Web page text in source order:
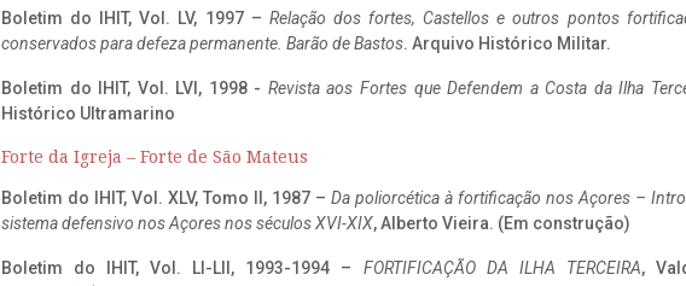
Boletim do IHIT, Vol. LV, 1997 – Relação dos fortes, Castellos e outros pontos
conservados para defeza permanente. Barão de Bastos. Arquivo Histórico Militar.
Boletim do IHIT, Vol. LVI, 1998 - Revista aos Fortes que Defendem a Costa da Ilha
Histórico Ultramarino
Forte da Igreja – Forte de São Mateus
Boletim do IHIT, Vol. XLV, Tomo II, 1987 – Da poliorcética à fortificação nos Açores –
sistema defensivo nos Açores nos séculos XVI-XIX, Alberto Vieira. (Em construção)
Boletim do IHIT, Vol. LI-LII, 1993-1994 – FORTIFICAÇÃO DA ILHA TERCEIRA,